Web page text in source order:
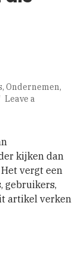
, Ondernemen,
Leave a
kijken dan
vergt een
gebruikers,
artikel verken